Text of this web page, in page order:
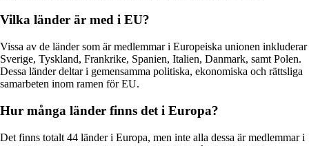
Vilka länder är med i EU?
Vissa av de länder som är medlemmar i Europeiska unionen inkluderar
Sverige, Tyskland, Frankrike, Spanien, Italien, Danmark, samt Polen.
Dessa länder deltar i gemensamma politiska, ekonomiska och rättsliga
samarbeten inom ramen för EU.
Hur många länder finns det i Europa?
Det finns totalt 44 länder i Europa, men inte alla dessa är medlemmar i